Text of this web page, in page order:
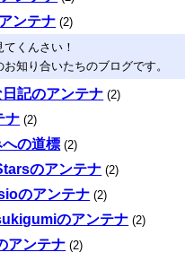
ンテナ (2)
くんさい！
知り合いたちのブログです。
記のアンテナ (2)
ナ (2)
の道標 (2)
のアンテナ (2)
のアンテナ (2)
のアンテナ (2)
アンテナ (2)